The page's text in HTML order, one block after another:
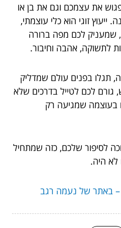
את עצמכם וגם את בן או
זוגי הוא כלי עוצמתי,
שמעניק לכם מפה ברורה
לתשוקה, אהבה וחיבור.
תגלו בפנים עולם שמדליק
לכם לטייל בדרכים שלא
בעוצמה שמגיעה רק
לסיפור שלכם, כזה שמתחיל
לא היה.
– באתר של נעמה רגב